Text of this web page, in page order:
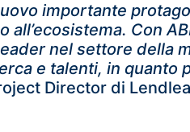
importante
Con
nel settore della
e talenti, in quanto
Director di